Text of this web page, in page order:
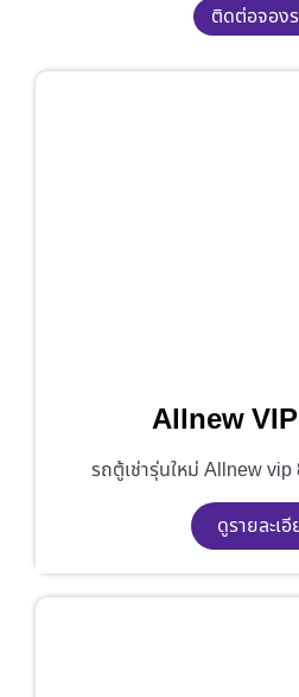
ติดต่อจอง
Allnew
รถตู้เช่ารุ่นใหม่ Allnew
ดูรายละเ